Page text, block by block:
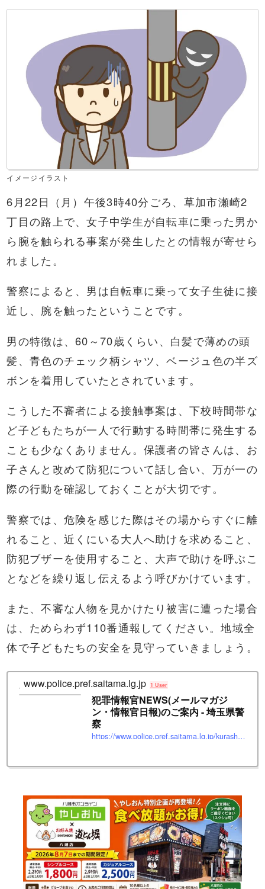
イメージイラスト
6月22日（月）午後3時40分ごろ、草加市瀬崎2
丁目の路上で、女子中学生が自転車に乗った男か
ら腕を触られる事案が発生したとの情報が寄せら
れました。
警察によると、男は自転車に乗って女子生徒に接
近し、腕を触ったということです。
男の特徴は、60～70歳くらい、白髪で薄めの頭
髪、青色のチェック柄シャツ、ベージュ色の半ズ
ボンを着用していたとされています。
こうした不審者による接触事案は、下校時間帯な
ど子どもたちが一人で行動する時間帯に発生する
ことも少なくありません。保護者の皆さんは、お
子さんと改めて防犯について話し合い、万が一の
際の行動を確認しておくことが大切です。
警察では、危険を感じた際はその場からすぐに離
れること、近くにいる大人へ助けを求めること、
防犯ブザーを使用すること、大声で助けを呼ぶこ
となどを繰り返し伝えるよう呼びかけています。
また、不審な人物を見かけたり被害に遭った場合
は、ためらわず110番通報してください。地域全
体で子どもたちの安全を見守っていきましょう。
www.police.pref.saitama.lg.jp 1 User
犯罪情報官NEWS(メールマガジ
ン・情報官日報)のご案内 - 埼玉県警
察
https://www.police.pref.saitama.lg.jp/kurashi/annai/index.html